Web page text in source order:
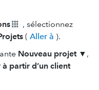
, sélectionnez
( Aller à ).
Nouveau projet ▼ ,
partir d’un client